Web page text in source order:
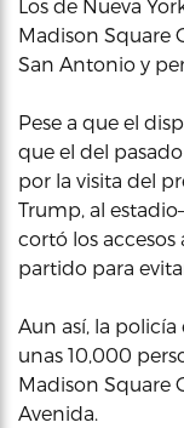
Los de Nueva
Madison Square
San Antonio y
Pese a que el
que el del
por la visita del
Trump, al
cortó los accesos
partido para
Aun así, la
unas 10,000
Madison Square
Avenida.